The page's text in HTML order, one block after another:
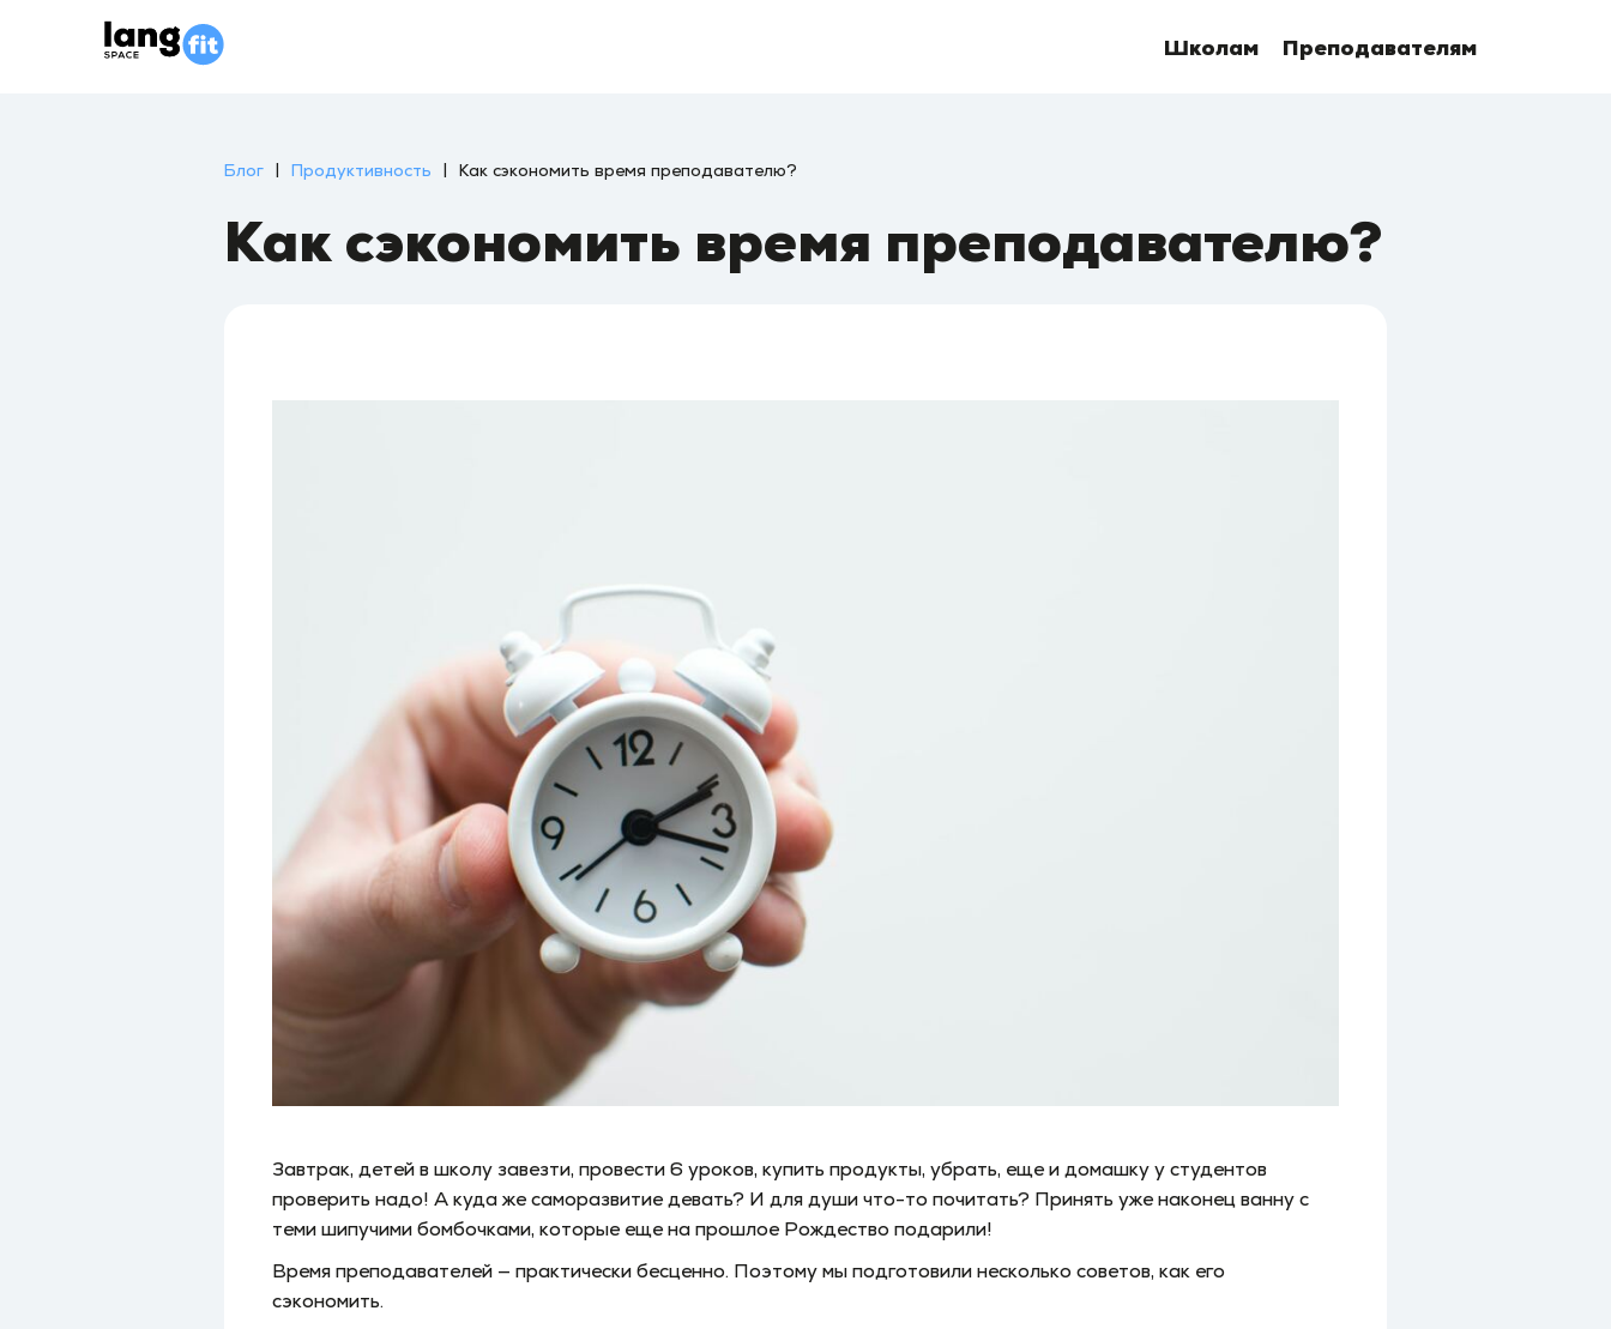
Школам Преподавателям
Блог | Продуктивность | Как сэкономить время преподавателю?
Как сэкономить время преподавателю?
Завтрак, детей в школу завезти, провести 6 уроков, купить продукты, убрать, еще и домашку у студентов
проверить надо! А куда же саморазвитие девать? И для души что-то почитать? Принять уже наконец ванну с
теми шипучими бомбочками, которые еще на прошлое Рождество подарили!
Время преподавателей — практически бесценно. Поэтому мы подготовили несколько советов, как его
сэкономить.